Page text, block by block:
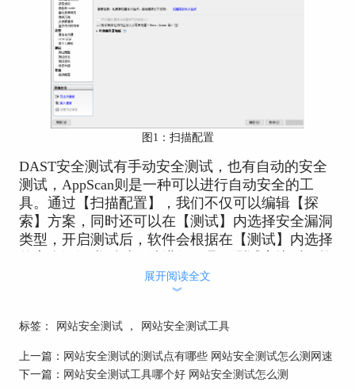
图1：扫描配置
DAST安全测试有手动安全测试，也有自动的安全
测试，AppScan则是一种可以进行自动安全的工
具。通过【扫描配置】，我们不仅可以编辑【探
索】方案，同时还可以在【测试】内选择安全漏洞
类型，开启测试后，软件会根据在【测试】内选择
件会给出详细的测试报告。
二、动态安全测试怎么做
使用AppScan对网站进行安全测试的配置方式，可
以分为三个步骤，分别是：（1）探索；（2）连
展开阅读全文
︾
标签： 网站安全测试 ， 网站安全测试工具
上一篇： 网站安全测试的测试点有哪些 网站安全测试怎么测网速
下一篇： 网站安全测试工具哪个好 网站安全测试怎么测